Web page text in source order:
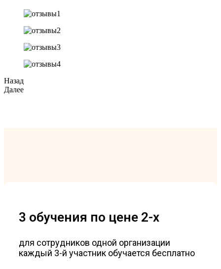
Назад
Далее
3 обучения по цене 2-х
для сотрудников одной организации
каждый 3-й участник обучается бесплатно